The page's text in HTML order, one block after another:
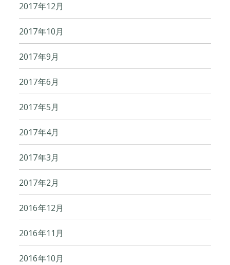
2017年12月
2017年10月
2017年9月
2017年6月
2017年5月
2017年4月
2017年3月
2017年2月
2016年12月
2016年11月
2016年10月